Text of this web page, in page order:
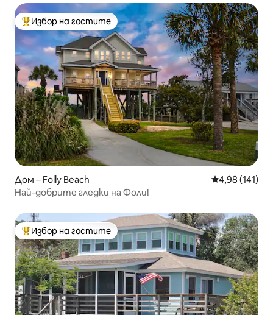
Най-популярен избор на гостите
Избор на гостите
Дом – Folly Beach Средна
4,98 (141)
Най-добрите гледки на Фоли!
Най-популярен избор на гостите
Избор на гостите